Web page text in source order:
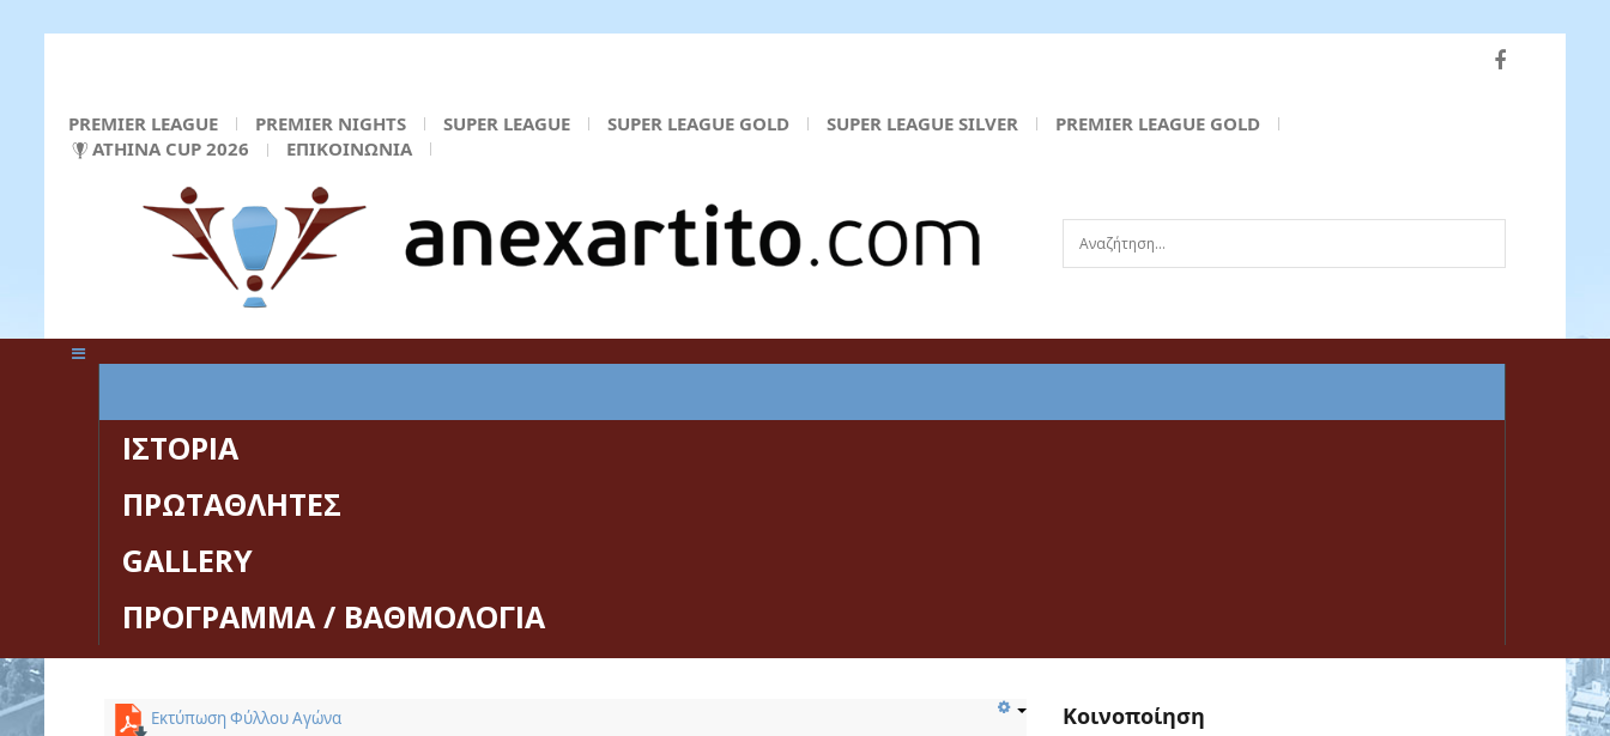
PREMIER LEAGUE PREMIER NIGHTS SUPER LEAGUE SUPER LEAGUE GOLD SUPER LEAGUE SILVER
PREMIER LEAGUE GOLD
ATHINA CUP 2026
ΕΠΙΚΟΙΝΩΝΙΑ
Αναζήτηση...
ΙΣΤΟΡΙΑ
ΠΡΩΤΑΘΛΗΤΕΣ
GALLERY
ΠΡΟΓΡΑΜΜΑ / ΒΑΘΜΟΛΟΓΙΑ
Εκτύπωση Φύλλου Αγώνα Κοινοποίηση